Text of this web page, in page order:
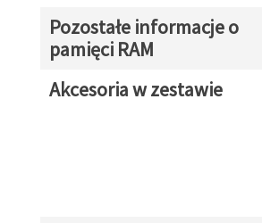
Pozostałe informacje o
pamięci RAM
Akcesoria w zestawie